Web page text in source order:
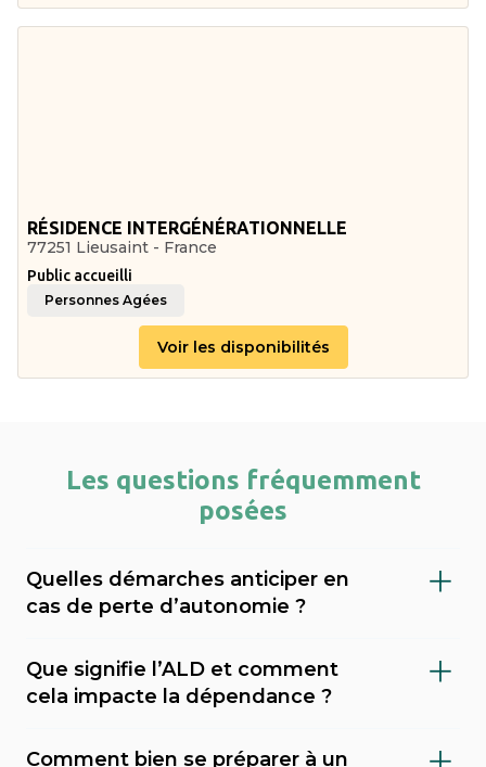
RÉSIDENCE INTERGÉNÉRATIONNELLE
77251 Lieusaint - France
Public accueilli
Personnes Agées
Voir les disponibilités
Les questions fréquemment
posées
Quelles démarches anticiper en
cas de perte d’autonomie ?
dépendance (via le GIR), demander l’APA
(allocation personnalisée d’autonomie) au
conseil départemental, et envisager une
Que signifie l’ALD et comment
cela impacte la dépendance ?
Comment bien se préparer à un